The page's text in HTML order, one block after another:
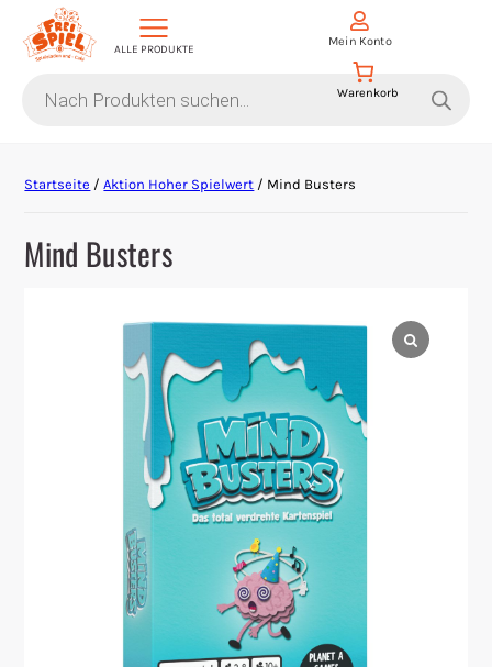
ALLE PRODUKTE
search
Mein Konto
Living Card Games
Malen/Modellbau
Rollenspiele
Sammelkartenspiele
Startseite /Aktion Hoher Spielwert / Mind Busters
Mind Busters